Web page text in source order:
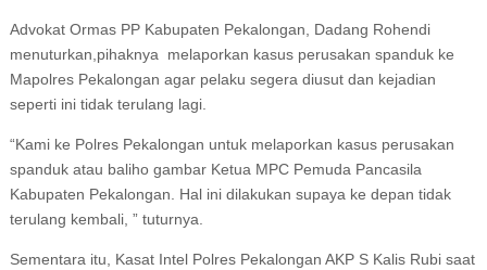
Advokat Ormas PP Kabupaten Pekalongan, Dadang Rohendi
menuturkan,pihaknya melaporkan kasus perusakan spanduk ke
Mapolres Pekalongan agar pelaku segera diusut dan kejadian
seperti ini tidak terulang lagi.
“Kami ke Polres Pekalongan untuk melaporkan kasus perusakan
spanduk atau baliho gambar Ketua MPC Pemuda Pancasila
Kabupaten Pekalongan. Hal ini dilakukan supaya ke depan tidak
terulang kembali, ” tuturnya.
Sementara itu, Kasat Intel Polres Pekalongan AKP S Kalis Rubi saat